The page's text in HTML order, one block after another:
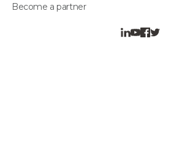
Become a partner